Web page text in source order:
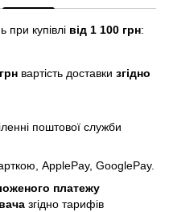
при купівлі від 1 100 грн:
вартість доставки згідно
поштової служби
ApplePay, GooglePay.
платежу
згідно тарифів